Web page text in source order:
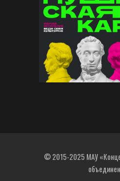
© 2015-2025 МАУ